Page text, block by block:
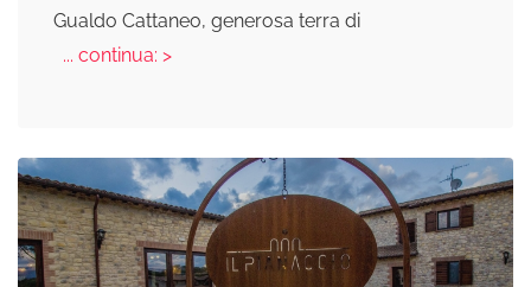
Gualdo Cattaneo, generosa terra di
... continua: >